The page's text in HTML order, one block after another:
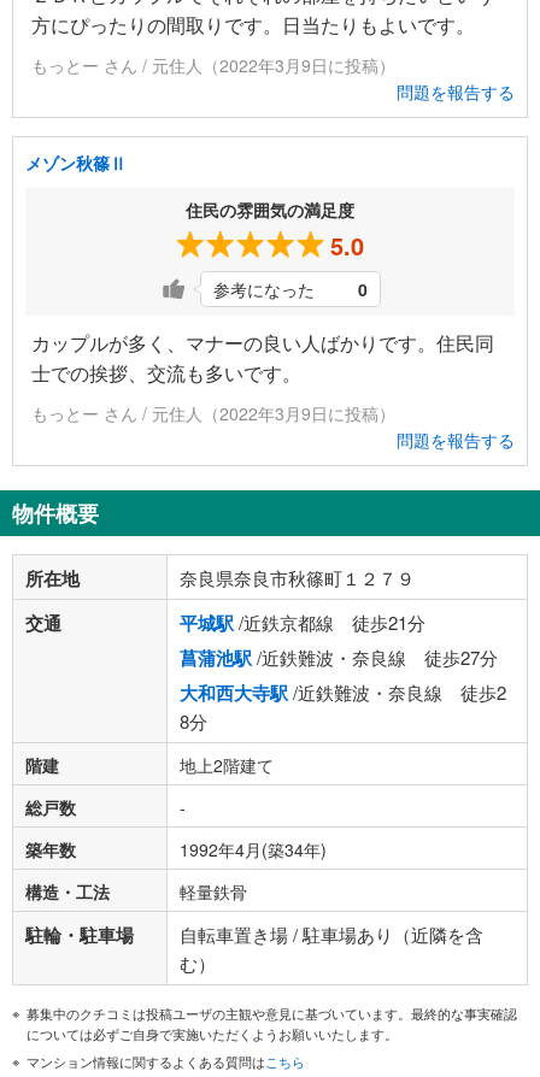
方にぴったりの間取りです。日当たりもよいです。
もっとー さん / 元住人（2022年3月9日に投稿）
問題を報告する
メゾン秋篠Ⅱ
住民の雰囲気の満足度
5.0
参考になった 0
カップルが多く、マナーの良い人ばかりです。住民同
士での挨拶、交流も多いです。
もっとー さん / 元住人（2022年3月9日に投稿）
問題を報告する
物件概要
所在地 奈良県奈良市秋篠町１２７９
交通 平城駅/近鉄京都線 徒歩21分
菖蒲池駅/近鉄難波・奈良線 徒歩27分
大和西大寺駅/近鉄難波・奈良線 徒歩2
8分
階建
地上2階建て
総戸数
-
築年数
1992年4月(築34年)
構造・工法
軽量鉄骨
駐輪・駐車場
自転車置き場 / 駐車場あり（近隣を含
む）
募集中のクチコミは投稿ユーザの主観や意見に基づいています。最終的な事実確認
については必ずご自身で実施いただくようお願いいたします。
マンション情報に関するよくある質問はこちら